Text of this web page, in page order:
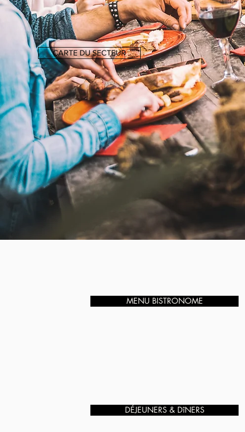
CARTE DU SECTEUR
MENU BISTRONOME
DÉJEUNERS & DîNERS